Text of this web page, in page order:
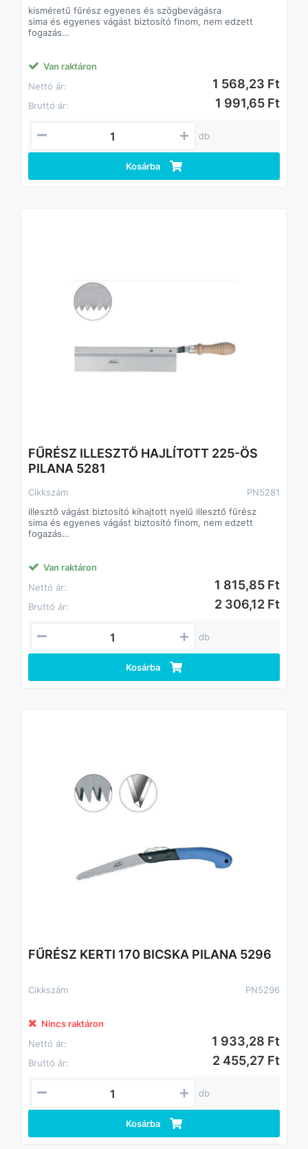
kisméretű fűrész egyenes és szögbevágásra
sima és egyenes vágást biztosító finom, nem edzett
fogazás
Van raktáron
Nettó ár:
1 568,23 Ft
Bruttó ár: 1 991,65 Ft
db
Kosárba
FŰRÉSZ ILLESZTŐ HAJLÍTOTT 225-ÖS
PILANA 5281
Cikkszám
PN5281
illesztő vágást biztosító kihajtott nyelű illesztő fűrész
sima és egyenes vágást biztosító finom, nem edzett
fogazás
Van raktáron
Nettó ár:
1 815,85 Ft
Bruttó ár: 2 306,12 Ft
db
Kosárba
FŰRÉSZ KERTI 170 BICSKA PILANA 5296
Cikkszám PN5296
Nincs raktáron
Nettó ár:
1 933,28 Ft
Bruttó ár: 2 455,27 Ft
db
Kosárba